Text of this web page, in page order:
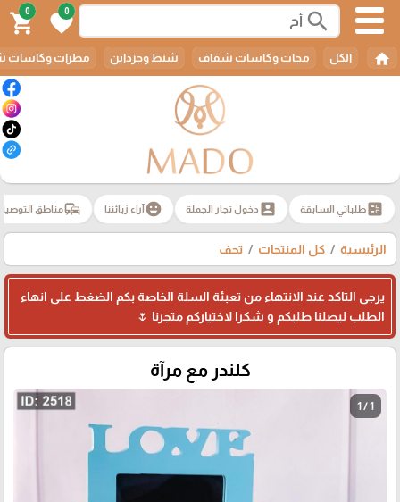
search
0
favorite
0
shopping_cart
home الكل مجات وكاسات شفاف شنط وجزداين مطرات وكاسات
ballotطلباتي السابقة account_box دخول تجار الجملة emoji_emotionsآراء زبائننا commuteمناطق
الرئيسية كل المنتجات تحف
يرجى التاكد عند الانتهاء من تعبئة السلة الخاصة بكم الضغط على انهاء
الطلب ليصلنا طلبكم و شكرا لاختياركم متجرنا 🌷
كلندر مع مرآة
1 / 1